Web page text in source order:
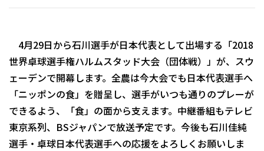
4月29日から石川選手が日本代表として出場する「2018
世界卓球選手権ハルムスタッド大会（団体戦）」が、スウ
ェーデンで開幕します。全農は今大会でも日本代表選手へ
「ニッポンの食」を贈呈し、選手がいつも通りのプレーが
できるよう、「食」の面から支えます。中継番組もテレビ
東京系列、BSジャパンで放送予定です。今後も石川佳純
選手・卓球日本代表選手への応援をよろしくお願いしま